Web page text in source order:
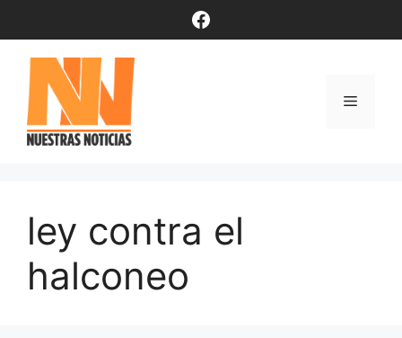
contenido
Facebook
Menú
ley contra el
halconeo